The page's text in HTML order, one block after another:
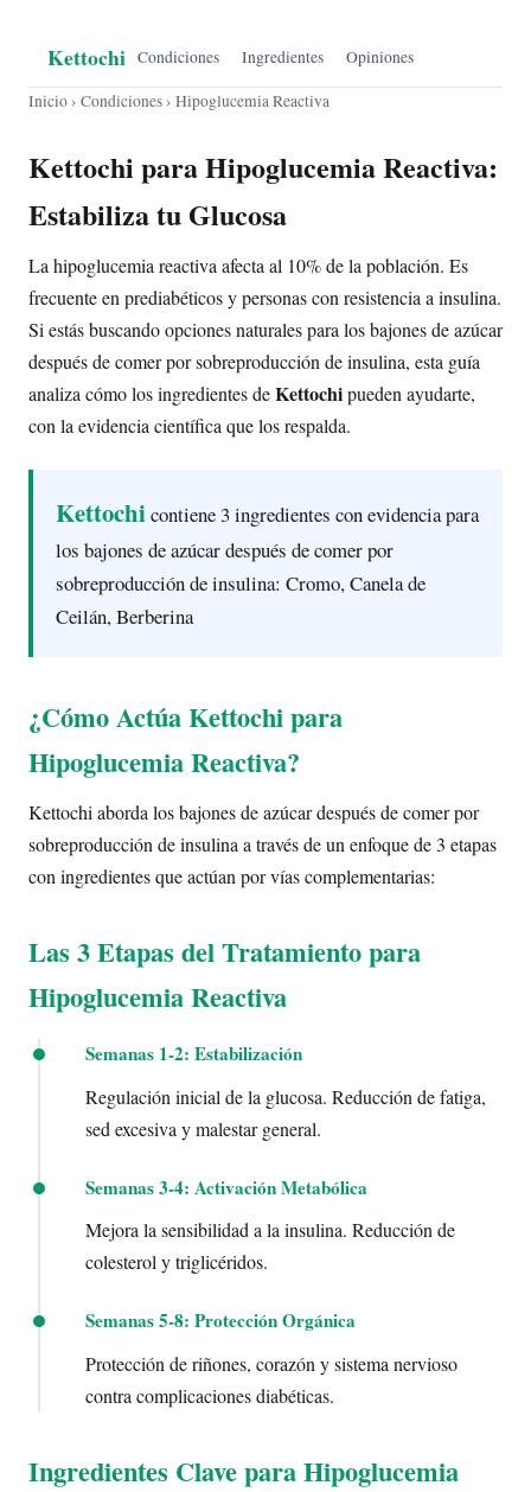
Kettochi Condiciones Ingredientes Opiniones
Inicio› Condiciones› Hipoglucemia Reactiva
Kettochi para Hipoglucemia Reactiva:
Estabiliza tu Glucosa
La hipoglucemia reactiva afecta al 10% de la población. Es
frecuente en prediabéticos y personas con resistencia a insulina.
Si estás buscando opciones naturales para los bajones de azúcar
después de comer por sobreproducción de insulina, esta guía
analiza cómo los ingredientes deKettochipueden ayudarte,
con la evidencia científica que los respalda.
Kettochicontiene 3 ingredientes con evidencia para
los bajones de azúcar después de comer por
sobreproducción de insulina: Cromo, Canela de
Ceilán, Berberina
¿Cómo Actúa Kettochi para
Hipoglucemia Reactiva?
Kettochi aborda los bajones de azúcar después de comer por
sobreproducción de insulina a través de un enfoque de 3 etapas
con ingredientes que actúan por vías complementarias:
Las 3 Etapas del Tratamiento para
Hipoglucemia Reactiva
Semanas 1-2: Estabilización
Regulación inicial de la glucosa. Reducción de fatiga,
sed excesiva y malestar general.
Semanas 3-4: Activación Metabólica
Mejora la sensibilidad a la insulina. Reducción de
colesterol y triglicéridos.
Semanas 5-8: Protección Orgánica
Protección de riñones, corazón y sistema nervioso
contra complicaciones diabéticas.
Ingredientes Clave para Hipoglucemia